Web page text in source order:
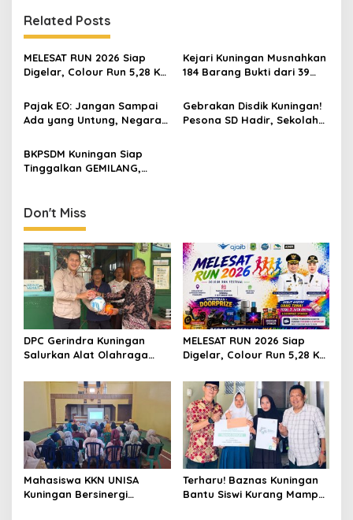
Related Posts
MELESAT RUN 2026 Siap
Digelar, Colour Run 5,28 Km
dan Promosi Kuningan
Kejari Kuningan Musnahkan
184 Barang Bukti dari 39
Direbus agar Tak Bisa
Digunakan Lagi
Pajak EO: Jangan Sampai
Ada yang Untung, Negara
Gebrakan Disdik Kuningan!
Pesona SD Hadir, Sekolah
BKPSDM Kuningan Siap
Tinggalkan GEMILANG,
ASN
Don't Miss
DPC Gerindra Kuningan
Salurkan Alat Olahraga
Garawangi, Dorong
Pembinaan Generasi Muda
MELESAT RUN 2026 Siap
Digelar, Colour Run 5,28 Km
dan Promosi Kuningan
Mahasiswa KKN UNISA
Kuningan Bersinergi
Terharu! Baznas Kuningan
Bantu Siswi Kurang Mampu